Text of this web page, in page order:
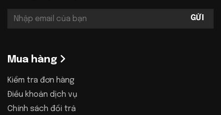
Mua hàng
Kiểm tra đơn hàng
Điều khoản dịch vụ
Chính sách đổi trả